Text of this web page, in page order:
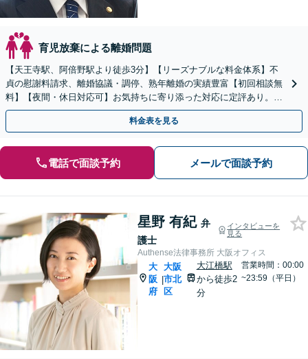
育児放棄による離婚問題
【天王寺駅、阿倍野駅より徒歩3分】【リーズナブルな料金体系】不
貞の慰謝料請求、離婚協議・調停、熟年離婚の実績豊富【初回相談無
料】【夜間・休日対応可】お気持ちに寄り添った対応に定評あり。お
気軽にご相談ください。
料金表を見る
電話で面談予約 メールで面談予約
星野 有紀 弁
護士
インタビューを
見る
Authense法律事務所 大阪オフィス
大
阪
府
|
大阪
市北
区
大江橋駅
から徒歩2
分
営業時間：00:00
~23:59（平日）